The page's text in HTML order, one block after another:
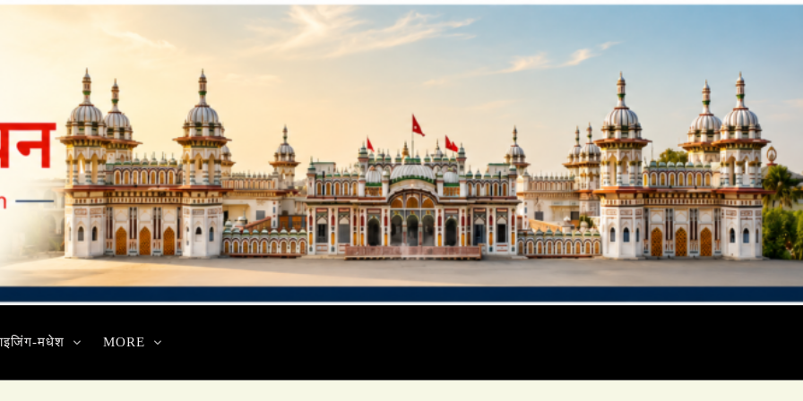
मधेश MORE